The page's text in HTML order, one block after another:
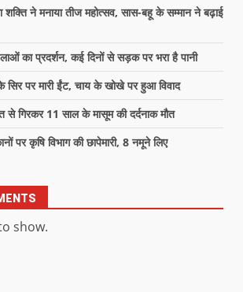
शक्ति ने मनाया तीज महोत्सव, सास-बहू के सम्मान ने बढ़ाई
का प्रदर्शन, कई दिनों से सड़क पर भरा है पानी
सिर पर मारी ईंट, चाय के खोखे पर हुआ विवाद
से गिरकर 11 साल के मासूम की दर्दनाक मौत
पर कृषि विभाग की छापेमारी, 8 नमूने लिए
show.